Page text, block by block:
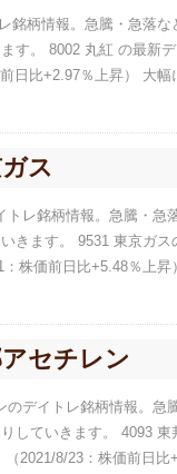
銘柄情報。急騰・急落な
す。 8002 丸紅 の最新
前日比+2.97％上昇） 大
ス
トレ銘柄情報。急騰・急
きます。 9531 東京ガス
：株価前日比+5.48％上
セチレン
のデイトレ銘柄情報。急
していきます。 4093
2021/8/23：株価前日比